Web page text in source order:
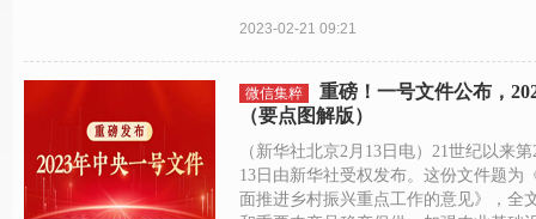
2023-02-21 09:21
微信集粹
重磅！一号文件公布，
（要点图解版）
（新华社北京2月13日电）21世纪以来
13日由新华社受权发布。这份文件题为
面推进乡村振兴重点工作的意见》，全